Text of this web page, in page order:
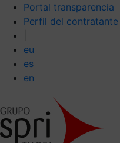
Portal transparencia
Perfil del contratante
eu
es
en